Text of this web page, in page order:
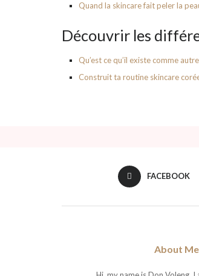
Quand la skincare fait peler la
Découvrir les
Qu’est ce qu’il existe comme
Construit ta routine skincare
FACEBOOK
About Me